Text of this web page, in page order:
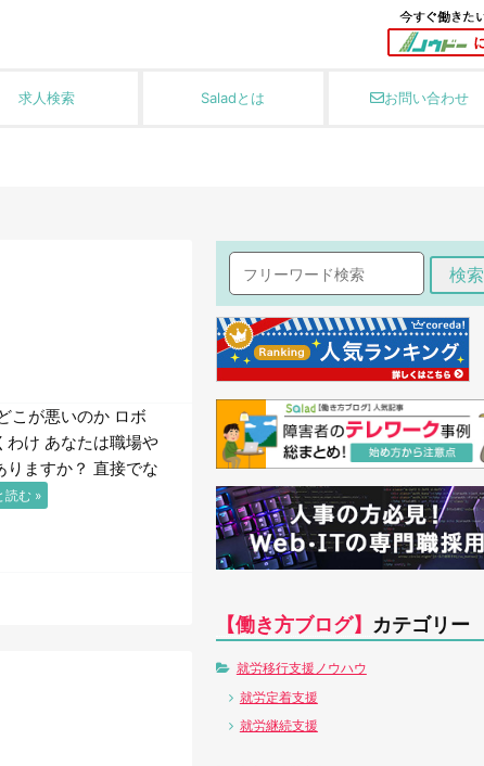
求人検索 Saladとは お問い合わせ
こが悪いのか ロボ
わけ あなたは職場や
ますか？ 直接でな
読む »
検索
【働き方ブログ】 カテゴリー
就労移行支援ノウハウ
就労定着支援
就労継続支援